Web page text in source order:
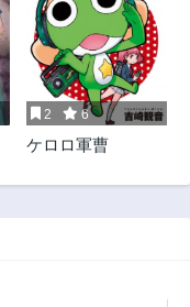
2 6
ケロロ軍曹